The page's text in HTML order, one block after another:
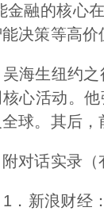
金融的核心
决策等高价
生纽约之行
核心活动。
球。其后，
话实录（
新浪财经：